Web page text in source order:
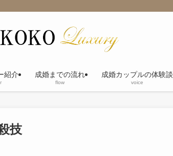
紹介 成婚までの流れ
flow
成婚カップルの体験談
voice
技